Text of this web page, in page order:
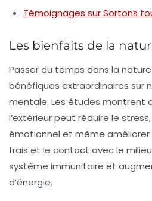
Témoignages sur Sortons
Les bienfaits de la
Passer du temps dans la
bénéfiques extraordinaires sur
mentale. Les études montrent
l’extérieur peut réduire le
émotionnel et même améliorer
frais et le contact avec le
système immunitaire et
d’énergie.